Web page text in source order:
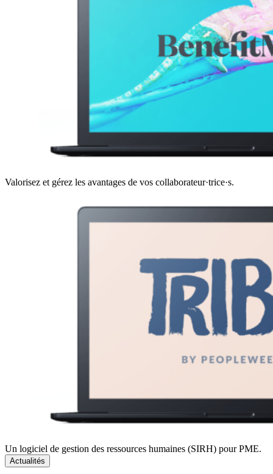
Valorisez et gérez les avantages de vos collaborateur·trice·s.
Un logiciel de gestion des ressources humaines (SIRH) pour PME.
Actualités